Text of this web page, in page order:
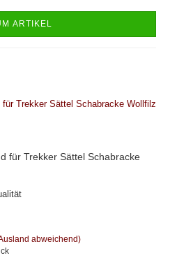
ARTIKEL
für Trekker Sättel Schabracke
abweichend)